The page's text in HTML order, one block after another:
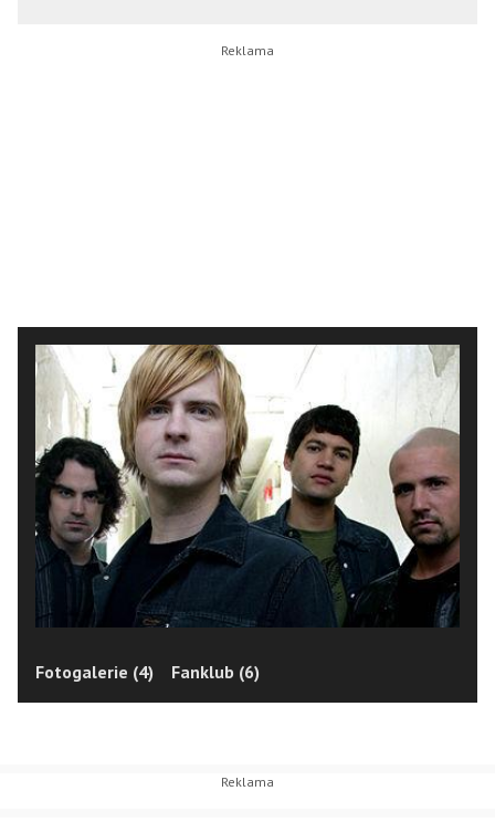
Fotogalerie (4) Fanklub (6)